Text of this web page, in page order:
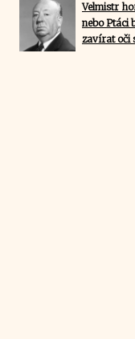
Velmistr
nebo Ptáci
zavírat oči